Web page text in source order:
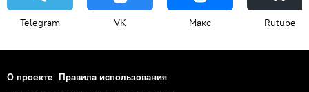
Telegram VK Макс Rutube
О проекте Правила использования